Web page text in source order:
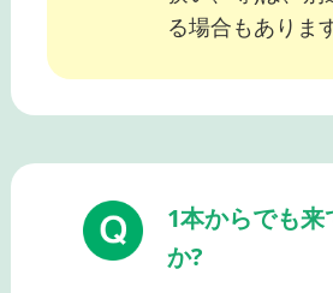
る場合もあります
1本からでも
か?